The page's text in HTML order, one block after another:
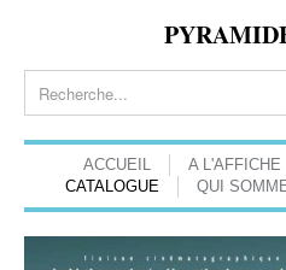
ACCUEIL A L'AFFICHE
CATALOGUE
QUI